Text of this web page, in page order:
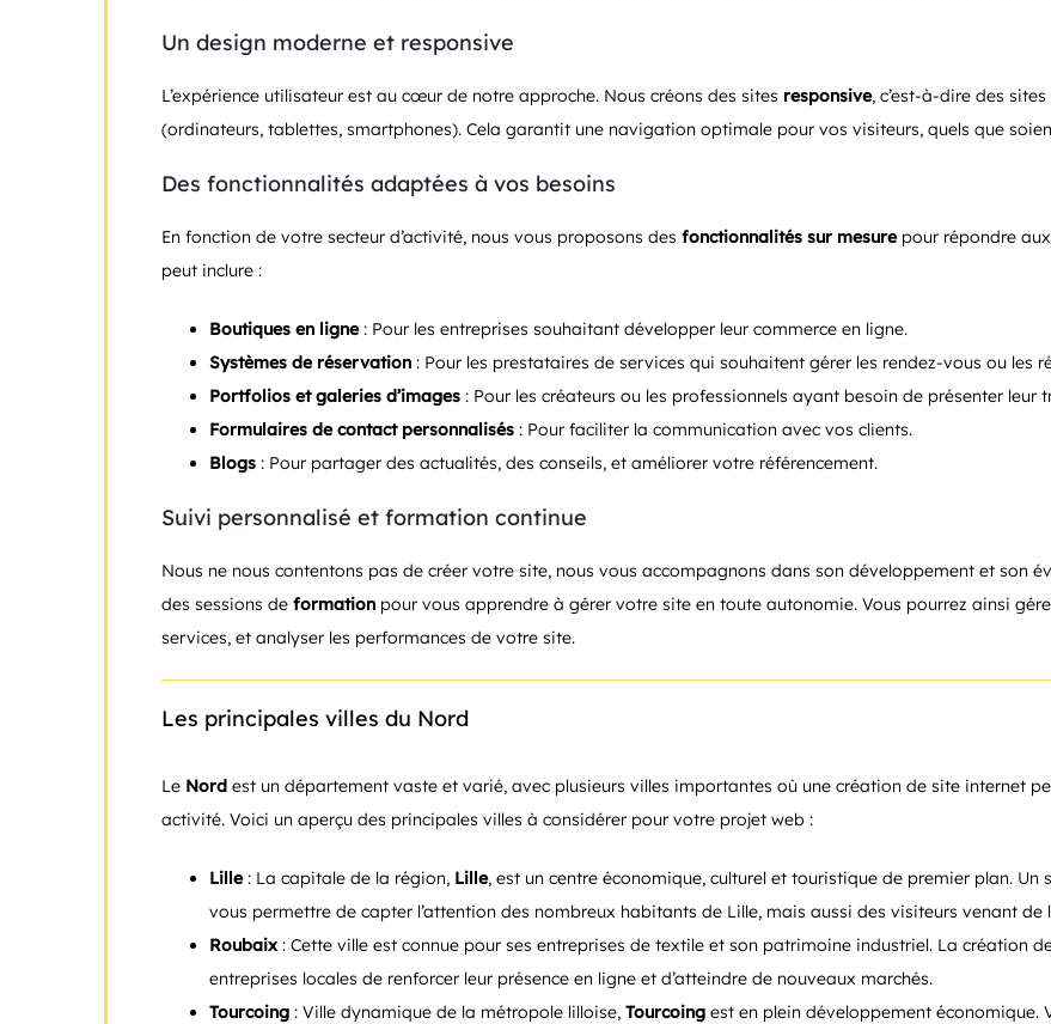
Un design moderne et responsive
L’expérience utilisateur est au cœur de notre approche. Nous créons des sites responsive, c’est-à-dire des
(ordinateurs, tablettes, smartphones). Cela garantit une navigation optimale pour vos visiteurs, quels que
Des fonctionnalités adaptées à vos besoins
En fonction de votre secteur d’activité, nous vous proposons des fonctionnalités sur mesurepour répondre
peut inclure :
Boutiques en ligne: Pour les entreprises souhaitant développer leur commerce en ligne.
Systèmes de réservation : Pour les prestataires de services qui souhaitent gérer les rendez-vous ou les
Portfolios et galeries d’images : Pour les créateurs ou les professionnels ayant besoin de présenter leur
Formulaires de contact personnalisés : Pour faciliter la communication avec vos clients.
Blogs : Pour partager des actualités, des conseils, et améliorer votre référencement.
Suivi personnalisé et formation continue
Nous ne nous contentons pas de créer votre site, nous vous accompagnons dans son développement et son
des sessions de formation pour vous apprendre à gérer votre site en toute autonomie. Vous pourrez ainsi
services, et analyser les performances de votre site.
Les principales villes du Nord
Le Nord est un département vaste et varié, avec plusieurs villes importantes où une création de site internet
activité. Voici un aperçu des principales villes à considérer pour votre projet web :
Lille: La capitale de la région, Lille, est un centre économique, culturel et touristique de premier plan.
vous permettre de capter l’attention des nombreux habitants de Lille, mais aussi des visiteurs venant de
Roubaix: Cette ville est connue pour ses entreprises de textile et son patrimoine industriel. La création
entreprises locales de renforcer leur présence en ligne et d’atteindre de nouveaux marchés.
Tourcoing : Ville dynamique de la métropole lilloise, Tourcoing est en plein développement économique.